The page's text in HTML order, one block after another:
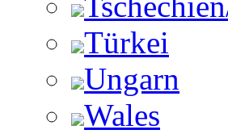
Türkei
Ungarn
Wales